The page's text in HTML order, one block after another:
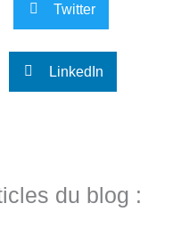
Twitter
LinkedIn
du blog :